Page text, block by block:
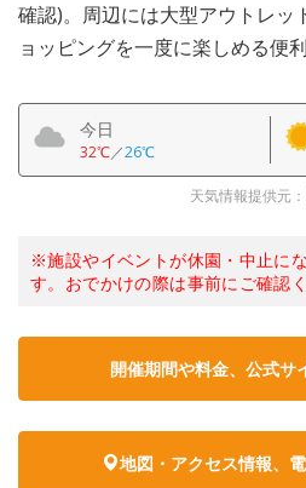
確認)。周辺には大型アウトレッ
ョッピングを一度に楽しめる便
今日
32℃／26℃
天気情報提供元
※施設やイベントが休園・中止に
す。おでかけの際は事前にご確認く
開催期間や料金、公式サ
地図・アクセス情報、